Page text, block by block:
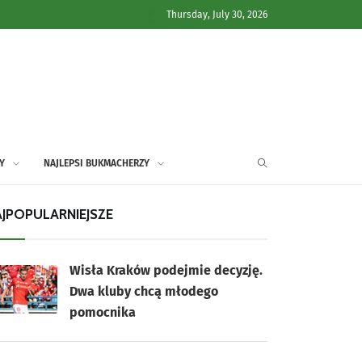
Thursday, July 30, 2026
NAJLEPSI BUKMACHERZY
Wisła Kraków podejmie decyzję.
Dwa kluby chcą młodego
pomocnika